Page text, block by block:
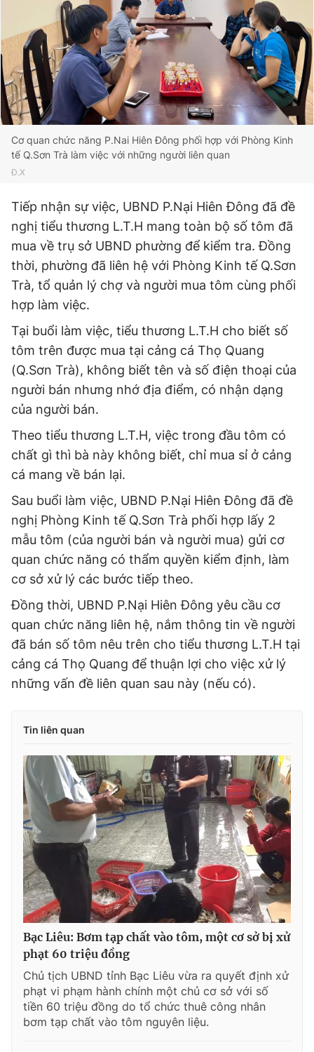
Cơ quan chức năng P.Nai Hiên Đông phối hợp với Phòng Kinh
tế Q.Sơn Trà làm việc với những người liên quan
Đ.X
Tiếp nhận sự việc, UBND P.Nại Hiên Đông đã đề
nghị tiểu thương L.T.H mang toàn bộ số tôm đã
mua về trụ sở UBND phường để kiểm tra. Đồng
thời, phường đã liên hệ với Phòng Kinh tế Q.Sơn
Trà, tổ quản lý chợ và người mua tôm cùng phối
hợp làm việc.
Tại buổi làm việc, tiểu thương L.T.H cho biết số
tôm trên được mua tại cảng cá Thọ Quang
(Q.Sơn Trà), không biết tên và số điện thoại của
người bán nhưng nhớ địa điểm, có nhận dạng
của người bán.
Theo tiểu thương L.T.H, việc trong đầu tôm có
chất gì thì bà này không biết, chỉ mua sỉ ở cảng
cá mang về bán lại.
Sau buổi làm việc, UBND P.Nại Hiên Đông đã đề
nghị Phòng Kinh tế Q.Sơn Trà phối hợp lấy 2
mẫu tôm (của người bán và người mua) gửi cơ
quan chức năng có thẩm quyền kiểm định, làm
cơ sở xử lý các bước tiếp theo.
Đồng thời, UBND P.Nại Hiên Đông yêu cầu cơ
quan chức năng liên hệ, nắm thông tin về người
đã bán số tôm nêu trên cho tiểu thương L.T.H tại
cảng cá Thọ Quang để thuận lợi cho việc xử lý
những vấn đề liên quan sau này (nếu có).
Tin liên quan
Bạc Liêu: Bơm tạp chất vào tôm, một cơ sở bị xử
phạt 60 triệu đồng
Chủ tịch UBND tỉnh Bạc Liêu vừa ra quyết định xử
phạt vi phạm hành chính một chủ cơ sở với số
tiền 60 triệu đồng do tổ chức thuê công nhân
bơm tạp chất vào tôm nguyên liệu.